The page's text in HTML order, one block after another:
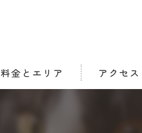
料金とエリア アクセス